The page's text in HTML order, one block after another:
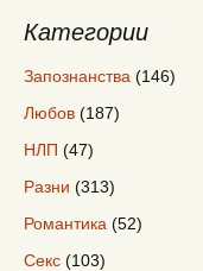
Категории
Запознанства (146)
Любов (187)
НЛП (47)
Разни (313)
Романтика (52)
Секс (103)